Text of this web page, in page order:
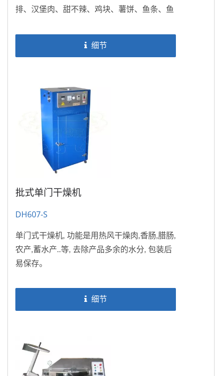
排、汉堡肉、甜不辣、鸡块、薯饼、鱼条、鱼
细节
批式单门干燥机
DH607-S
单门式干燥机, 功能是用热风干燥肉,香肠,腊肠,
农产,蓄水产..等, 去除产品多余的水分, 包装后
易保存。
细节